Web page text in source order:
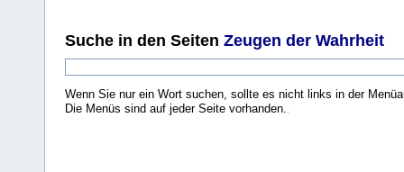
Suche in den Seiten Zeugen der Wahrheit
Wenn Sie nur ein Wort suchen, sollte es nicht links in der
Die Menüs sind auf jeder Seite vorhanden..